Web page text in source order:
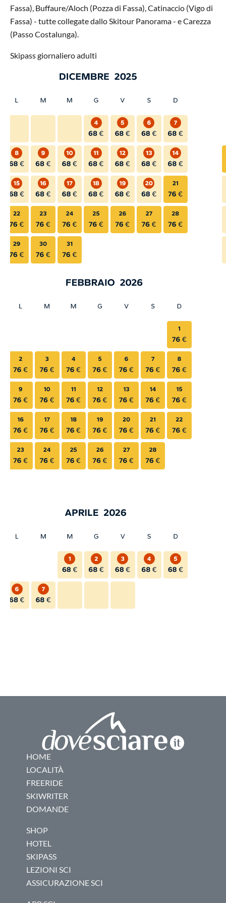
Fassa), Buffaure/Aloch (Pozza di Fassa), Catinaccio (Vigo di
Fassa) - tutte collegate dallo Skitour Panorama - e Carezza
(Passo Costalunga).
Skipass giornaliero adulti
HOME
LOCALITÀ
FREERIDE
SKIWRITER
DOMANDE
SHOP
HOTEL
SKIPASS
LEZIONI SCI
ASSICURAZIONE SCI